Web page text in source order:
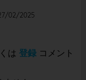
02/2025
は 登録 コメント